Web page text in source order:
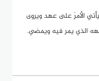
الأمرَ على عهد ويروى
الذي يمر فيه ويمضي.